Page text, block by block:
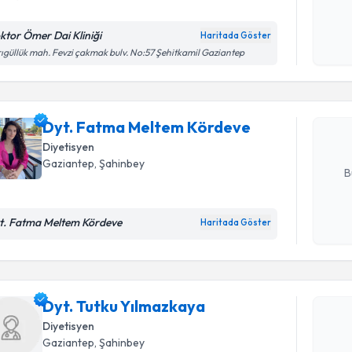
Ömer Dai Kliniği Haritada Göster
mah. Fevzi çakmak bulv. No:57 Şehitkamil Gaziantep
Dyt. Fatma Meltem Kördeve
Diyetisyen
Gaziantep, Şahinbey
Fatma Meltem Kördeve Haritada Göster
oluşturun.
Dyt. Tutku Yılmazkaya
Diyetisyen
Gaziantep, Şahinbey
Randevu